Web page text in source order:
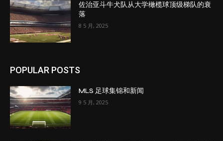
佐治亚斗牛犬队从大学橄榄球顶级梯队的衰
落
8 5 月, 2025
POPULAR POSTS
MLS 足球集锦和新闻
9 5 月, 2025